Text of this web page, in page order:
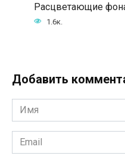
Расцветающие
1.6к.
Добавить
Имя
*
Email
*